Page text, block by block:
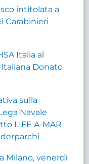
intitolata a
Carabinieri
Italia al
Donato
sulla
Navale
LIFE A-MAR
Milano, venerdì